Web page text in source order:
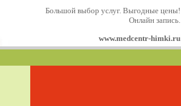
Большой выбор услуг. Выгодные цены!
Онлайн запись.
www.medcentr-himki.ru